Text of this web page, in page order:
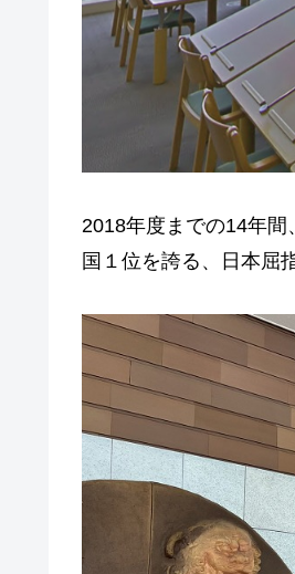
2018年度までの14年
国１位を誇る、日本屈